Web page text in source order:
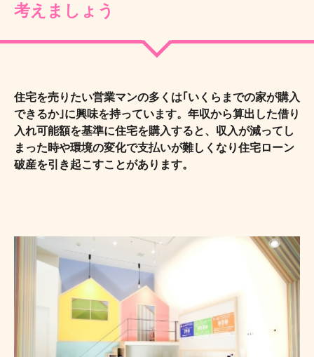
考えましょう
住宅を売りたい営業マンの多くは｢いくらまでの家が購入
できるか｣に興味を持っています。年収から算出した借り
入れ可能額を基準に住宅を購入すると、収入が減ってし
まった時や環境の変化で支払いが難しくなり住宅ローン
破産を引き起こすことがあります。